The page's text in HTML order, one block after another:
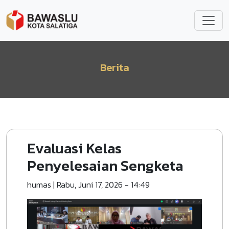
Berita
Evaluasi Kelas
Penyelesaian Sengketa
humas | Rabu, Juni 17, 2026 - 14:49